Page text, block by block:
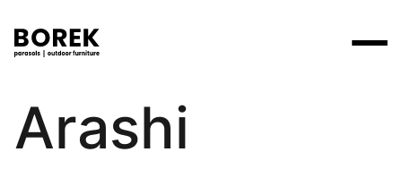
Produkte
Produkte
Kollektionen Contact
Suchen
Yoi
Arashi